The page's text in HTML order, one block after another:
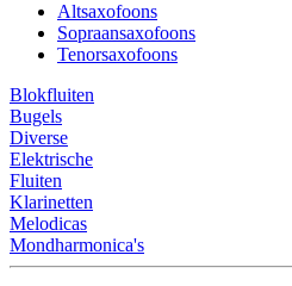
Altsaxofoons
Sopraansaxofoons
Tenorsaxofoons
Blokfluiten
Bugels
Diverse
Elektrische
Fluiten
Klarinetten
Melodicas
Mondharmonica's